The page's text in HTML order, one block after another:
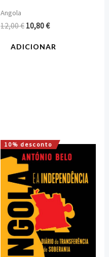
Angola
12,00€ 10,80€
ADICIONAR
10% desconto
O
preço
original
era:
24,80 €.
O
preço
é:
22,32 €.